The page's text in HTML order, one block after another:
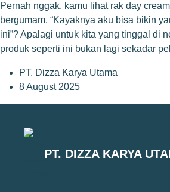
Pernah nggak, kamu lihat rak day
bergumam, “Kayaknya aku bisa bikin
ini”? Apalagi untuk kita yang tinggal di
produk seperti ini bukan lagi sekadar
PT. Dizza Karya Utama
8 August 2025
PT. DIZZA KARYA